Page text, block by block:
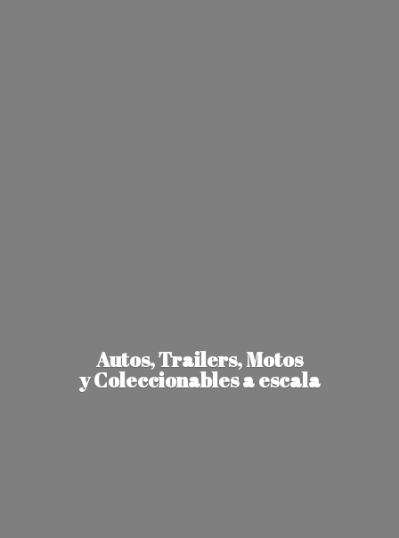
Autos, Trailers, Motos
y Coleccionablesa escala